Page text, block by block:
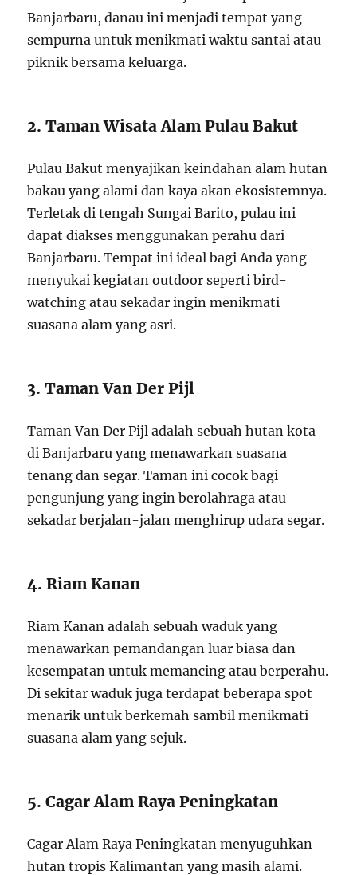
Banjarbaru, danau ini menjadi tempat yang
sempurna untuk menikmati waktu santai atau
piknik bersama keluarga.
2. Taman Wisata Alam Pulau Bakut
Pulau Bakut menyajikan keindahan alam hutan
bakau yang alami dan kaya akan ekosistemnya.
Terletak di tengah Sungai Barito, pulau ini
dapat diakses menggunakan perahu dari
Banjarbaru. Tempat ini ideal bagi Anda yang
menyukai kegiatan outdoor seperti bird-
watching atau sekadar ingin menikmati
suasana alam yang asri.
3. Taman Van Der Pijl
Taman Van Der Pijl adalah sebuah hutan kota
di Banjarbaru yang menawarkan suasana
tenang dan segar. Taman ini cocok bagi
pengunjung yang ingin berolahraga atau
sekadar berjalan-jalan menghirup udara segar.
4. Riam Kanan
Riam Kanan adalah sebuah waduk yang
menawarkan pemandangan luar biasa dan
kesempatan untuk memancing atau berperahu.
Di sekitar waduk juga terdapat beberapa spot
menarik untuk berkemah sambil menikmati
suasana alam yang sejuk.
5. Cagar Alam Raya Peningkatan
Cagar Alam Raya Peningkatan menyuguhkan
hutan tropis Kalimantan yang masih alami.